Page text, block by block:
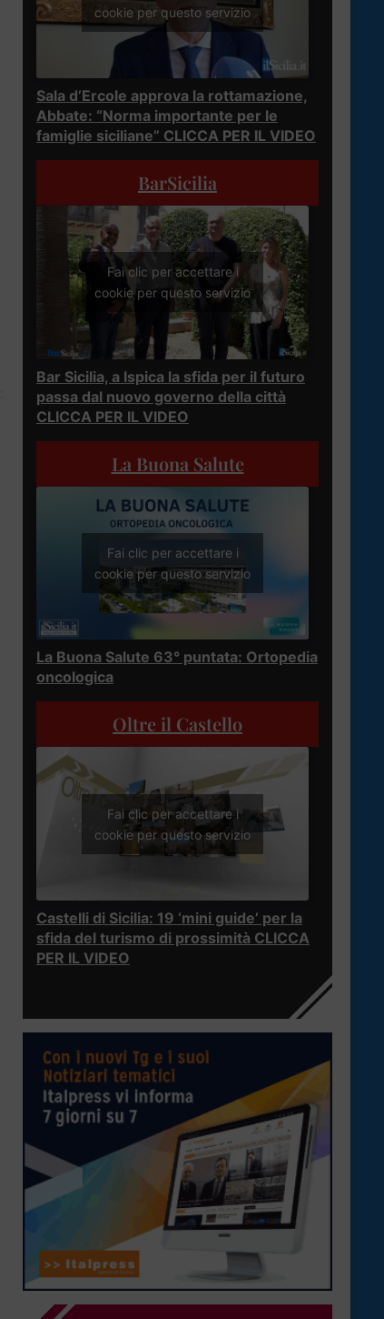
cookie per questo servizio
Sala d’Ercole approva la rottamazione,
Abbate: “Norma importante per le
famiglie siciliane” CLICCA PER IL VIDEO
BarSicilia
Fai clic per accettare i
cookie per questo servizio
Bar Sicilia, a Ispica la sfida per il futuro
passa dal nuovo governo della città
CLICCA PER IL VIDEO
La Buona Salute
Fai clic per accettare i
cookie per questo servizio
La Buona Salute 63° puntata: Ortopedia
oncologica
Oltre il Castello
Fai clic per accettare i
cookie per questo servizio
Castelli di Sicilia: 19 ‘mini guide’ per la
sfida del turismo di prossimità CLICCA
PER IL VIDEO